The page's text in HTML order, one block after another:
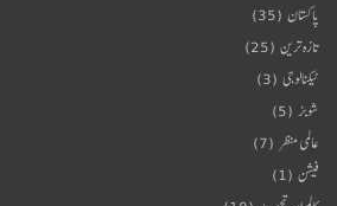
پاکستان (35)
تازہ ترین (25)
ٹیکنالوجی (3)
شوبز (5)
عالمی منظر (7)
فیشن (1)